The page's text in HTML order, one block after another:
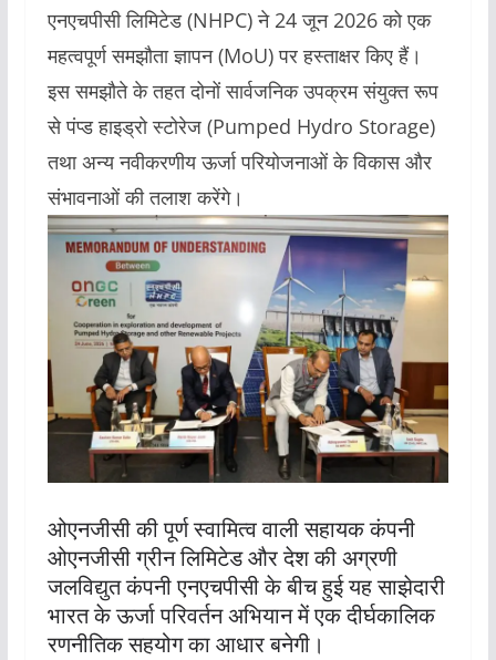
एनएचपीसी लिमिटेड (NHPC) ने 24 जून 2026 को एक
महत्वपूर्ण समझौता ज्ञापन (MoU) पर हस्ताक्षर किए हैं।
इस समझौते के तहत दोनों सार्वजनिक उपक्रम संयुक्त रूप
से पंप्ड हाइड्रो स्टोरेज (Pumped Hydro Storage)
तथा अन्य नवीकरणीय ऊर्जा परियोजनाओं के विकास और
संभावनाओं की तलाश करेंगे।
ओएनजीसी की पूर्ण स्वामित्व वाली सहायक कंपनी
ओएनजीसी ग्रीन लिमिटेड और देश की अग्रणी
जलविद्युत कंपनी एनएचपीसी के बीच हुई यह साझेदारी
भारत के ऊर्जा परिवर्तन अभियान में एक दीर्घकालिक
रणनीतिक सहयोग का आधार बनेगी।